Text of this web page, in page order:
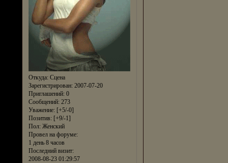
Откуда:Сцена
Зарегистрирован: 2007-07-20
Приглашений:0
Сообщений:273
Уважение: [+5/-0]
Позитив: [+9/-1]
Пол:Женский
Провел на форуме:
1 день 8 часов
Последний визит:
2008-08-23 01:29:57